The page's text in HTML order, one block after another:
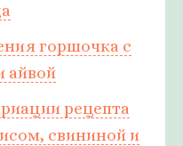
горшочка с
айвой
рецепта
свининой и